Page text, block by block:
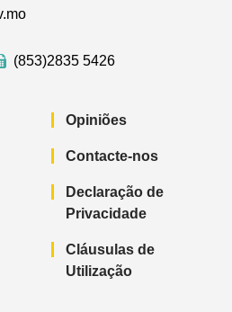
(853)2835 5426
Opiniões
Contacte-nos
Declaração de
Privacidade
Cláusulas de
Utilização